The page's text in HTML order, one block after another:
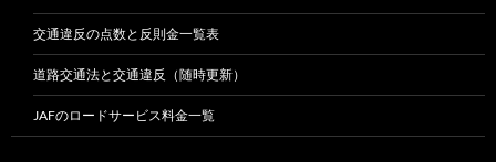
交通違反の点数と反則金一覧表
道路交通法と交通違反（随時更新）
JAFのロードサービス料金一覧